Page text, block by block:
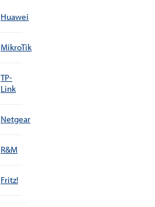
Huawei
MikroTik
TP-
Link
Netgear
R&M
Fritz!